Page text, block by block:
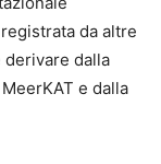
da altre
dalla
e dalla